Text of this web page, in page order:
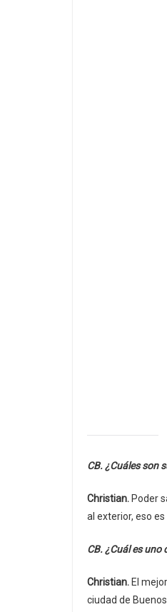
CB. ¿Cuáles son
Christian. Poder
al exterior, eso
CB. ¿Cuál es
Christian. El
ciudad de